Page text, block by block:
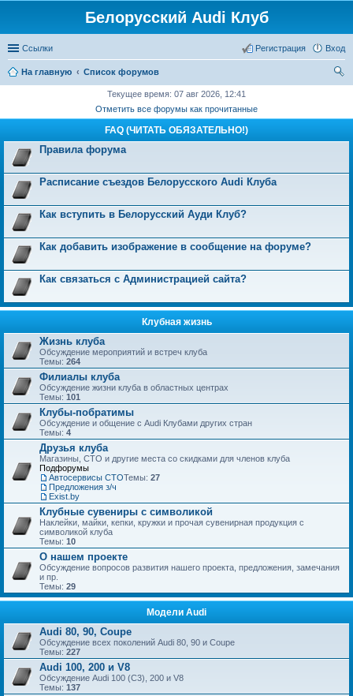
Белорусский Audi Клуб
Ссылки Вход
Регистрация
На главную
Список форумов
Текущее время: 07 авг 2026, 12:41
Отметить все форумы как прочитанные
FAQ (ЧИТАТЬ ОБЯЗАТЕЛЬНО!)
Правила форума
Расписание съездов Белорусского Audi Клуба
Как вступить в Белорусский Ауди Клуб?
Как добавить изображение в сообщение на форуме?
Как связаться с Администрацией сайта?
Клубная жизнь
Жизнь клуба
Обсуждение мероприятий и встреч клуба
Темы: 264
Филиалы клуба
Обсуждение жизни клуба в областных центрах
Темы: 101
Клубы-побратимы
Обсуждение и общение с Audi Клубами других стран
Темы: 4
Друзья клуба
Магазины, СТО и другие места со скидками для членов клуба
Подфорумы
Автосервисы СТО
Предложения з/ч
Exist.by
Темы: 27
Клубные сувениры с символикой
Наклейки, майки, кепки, кружки и прочая сувенирная продукция с
символикой клуба
Темы: 10
О нашем проекте
Обсуждение вопросов развития нашего проекта, предложения, замечания
и пр.
Темы: 29
Модели Audi
Audi 80, 90, Coupe
Обсуждение всех поколений Audi 80, 90 и Coupe
Темы: 227
Audi 100, 200 и V8
Обсуждение Audi 100 (C3), 200 и V8
Темы: 137